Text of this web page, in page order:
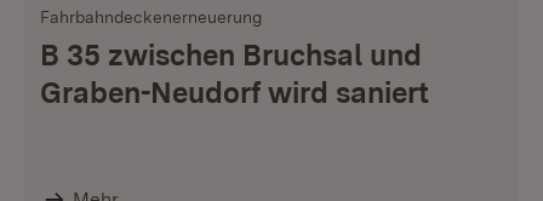
Fahrbahndeckenerneuerung
B 35 zwischen Bruchsal und
Graben-Neudorf wird saniert